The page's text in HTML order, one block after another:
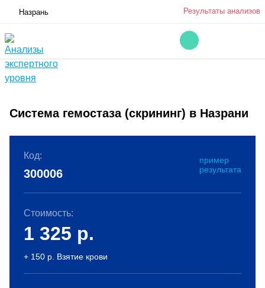
Назрань Результаты анализов
Система гемостаза (скрининг) в Назрани
Код:
пример
результата
300006
Стоимость:
1 325 р.
+ 150 р. Взятие крови